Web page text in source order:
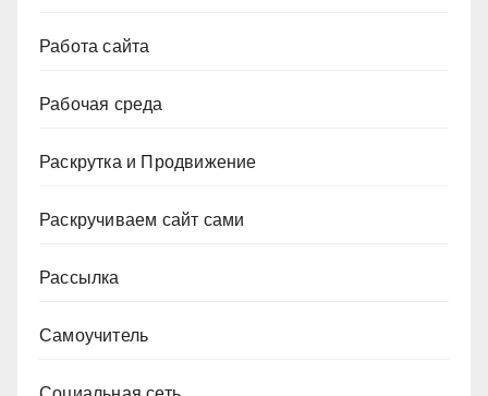
Работа сайта
Рабочая среда
Раскрутка и Продвижение
Раскручиваем сайт сами
Рассылка
Самоучитель